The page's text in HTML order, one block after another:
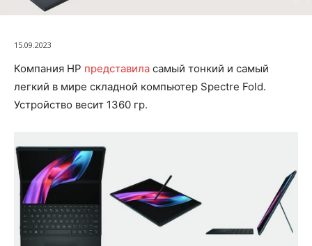
15.09.2023
Компания HP представила самый тонкий и самый
легкий в мире складной компьютер Spectre Fold.
Устройство весит 1360 гр.